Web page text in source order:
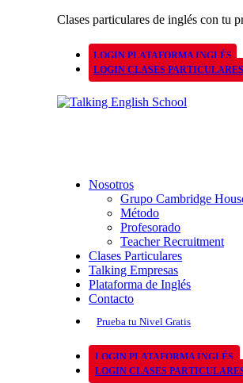
Clases particulares de inglés con tu
LOGIN PLATAFORMA INGLÉS
LOGIN CLASES PARTICULARES
Nosotros
Grupo Cambridge
Método
Profesorado
Teacher Recruitment
Clases Particulares
Talking Empresas
Plataforma de Inglés
Contacto
Prueba tu Nivel Gratis
LOGIN PLATAFORMA INGLÉS
LOGIN CLASES